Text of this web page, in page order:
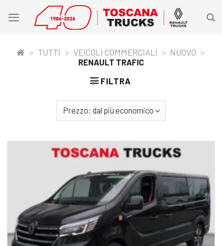
> TUTTI > VEICOLI COMMERCIALI > NUOVO >
RENAULT TRAFIC
FILTRA